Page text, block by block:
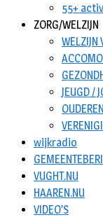
55+
ZORG/WELZIJN
WELZIJN
JEUGD /
OUDEREN
wijkradio
VUGHT.NU
HAAREN.NU
VIDEO’S